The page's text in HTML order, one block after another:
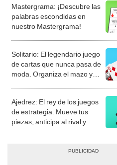
Mastergrama: ¡Descubre las
palabras escondidas en
nuestro Mastergrama!
Solitario: El legendario juego
de cartas que nunca pasa de
moda. Organiza el mazo y
Ajedrez: El rey de los juegos
de estrategia. Mueve tus
piezas, anticipa al rival y